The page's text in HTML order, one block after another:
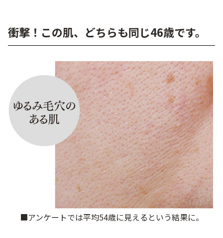
ランキング商品
メイク・ボディ・ヘアケア
キャンペーン情報
通販限定商品
クーポン＆ポイント
アウトレット商品
衝撃！この肌、どちらも同じ46歳です。
■アンケートでは平均54歳に見えるという結果に。